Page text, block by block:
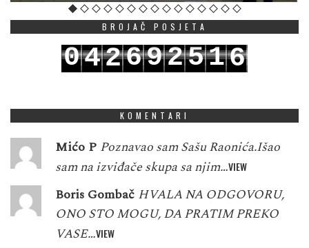
BROJAČ POSJETA
042692516
KOMENTARI
Mićo P Poznavao sam Sašu Raonića.Išao
sam na izviđače skupa sa njim…VIEW
Boris Gombač HVALA NA ODGOVORU,
ONO STO MOGU, DA PRATIM PREKO
VASE…VIEW